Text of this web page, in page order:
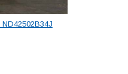
ND42502B34J